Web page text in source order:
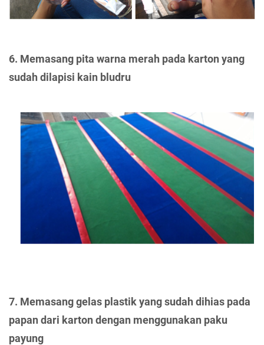
6. Memasang pita warna merah pada karton yang
sudah dilapisi kain bludru
7. Memasang gelas plastik yang sudah dihias pada
papan dari karton dengan menggunakan paku
payung